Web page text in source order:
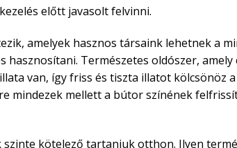
előtt javasolt felvinni.
amelyek hasznos társaink lehetnek a
Természetes oldószer, amely
van, így friss és tiszta illatot kölcsönöz
mindezek mellett a bútor színének
kötelező tartaniuk otthon. Ilyen